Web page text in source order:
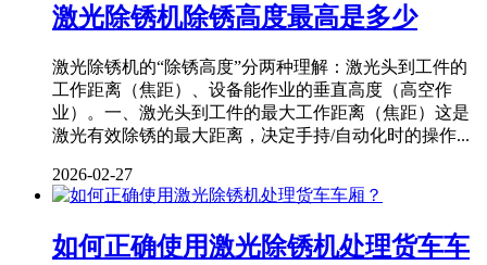
激光除锈机除锈高度最高是多少
激光除锈机的“除锈高度”分两种理解：激光头到工件的
工作距离（焦距）、设备能作业的垂直高度（高空作
业）。一、激光头到工件的最大工作距离（焦距）这是
激光有效除锈的最大距离，决定手持/自动化时的操作...
2026-02-27
如何正确使用激光除锈机处理货车车